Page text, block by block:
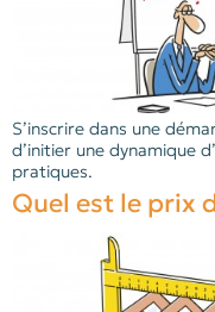
S’inscrire dans une
d’initier une dynamique
pratiques.
Quel est le prix